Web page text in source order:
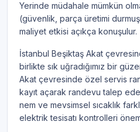
Yerinde müdahale mümkün
(güvenlik, parça üretimi
maliyet etkisi açıkça konuşulur.
İstanbul Beşiktaş Akat
birlikte sık uğradığımız bir
Akat çevresinde özel servis
kayıt açarak randevu talep
nem ve mevsimsel sıcaklık
elektrik tesisatı kontrolleri